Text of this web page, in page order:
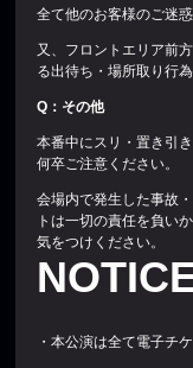
全て他のお客様のご迷
又、フロントエリア前
る出待ち・場所取り行
Q ：その他
本番中にスリ・置き引
何卒ご注意ください。
会場内で発生した事故
トは一切の責任を負い
気をつけください。
・本公演は全て電子チ